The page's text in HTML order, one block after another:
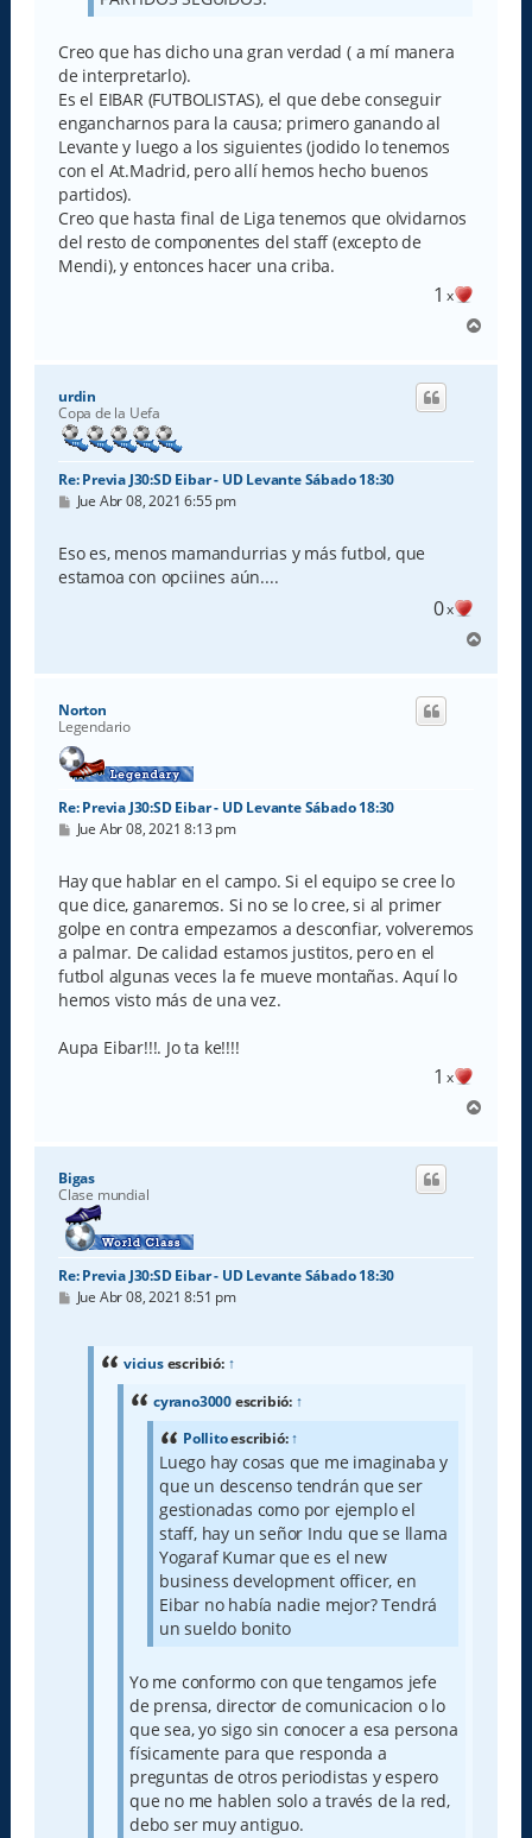
Creo que has dicho una gran verdad ( a mí manera
de interpretarlo).
Es el EIBAR (FUTBOLISTAS), el que debe conseguir
engancharnos para la causa; primero ganando al
Levante y luego a los siguientes (jodido lo tenemos
con el At.Madrid, pero allí hemos hecho buenos
partidos).
Creo que hasta final de Liga tenemos que olvidarnos
del resto de componentes del staff (excepto de
Mendi), y entonces hacer una criba.
1 x
r
urdin
Copa de la Uefa
Re: Previa J30:SD Eibar - UD Levante Sábado 18:30
M
s
a
j
Jue Abr 08, 2021 6:55 pm
Eso es, menos mamandurrias y más futbol, que
estamoa con opciines aún....
0x
r
Norton
Legendario
Re: Previa J30:SD Eibar - UD Levante Sábado 18:30
M
s
a
j
e
Jue Abr 08, 2021 8:13 pm
Hay que hablar en el campo. Si el equipo se cree lo
que dice, ganaremos. Si no se lo cree, si al primer
golpe en contra empezamos a desconfiar, volveremos
a palmar. De calidad estamos justitos, pero en el
futbol algunas veces la fe mueve montañas. Aquí lo
hemos visto más de una vez.
Aupa Eibar!!!. Jo ta ke!!!!
1 x
r
Bigas
Clase mundial
Re: Previa J30:SD Eibar - UD Levante Sábado 18:30
M
Jue Abr 08, 2021 8:51 pm
viciusescribió: ↑
cyrano3000escribió: ↑
Pollitoescribió:↑
Luego hay cosas que me imaginaba y
que un descenso tendrán que ser
gestionadas como por ejemplo el
staff, hay un señor Indu que se llama
Yogaraf Kumar que es el new
business development officer, en
Eibar no había nadie mejor? Tendrá
un sueldo bonito
Yo me conformo con que tengamos jefe
de prensa, director de comunicacion o lo
que sea, yo sigo sin conocer a esa persona
físicamente para que responda a
preguntas de otros periodistas y espero
que no me hablen solo a través de la red,
debo ser muy antiguo.